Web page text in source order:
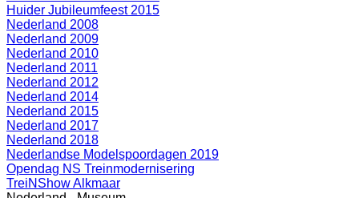
Huider Jubileumfeest 2015
Nederland 2008
Nederland 2009
Nederland 2010
Nederland 2011
Nederland 2012
Nederland 2014
Nederland 2015
Nederland 2017
Nederland 2018
Nederlandse Modelspoordagen 2019
Opendag NS Treinmodernisering
TreiNShow Alkmaar